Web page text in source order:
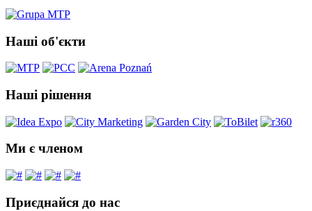
Наші об'єкти
Наші рішення
Ми є членом
Приєднайся до нас